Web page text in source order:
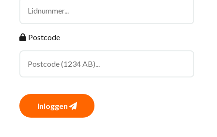
Postcode
Inloggen